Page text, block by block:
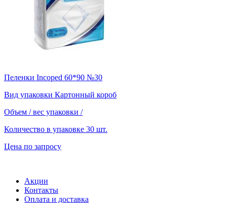
Пеленки Incoped 60*90 №30
Вид упаковки Картонный короб
Объем / вес упаковки /
Количество в упаковке 30 шт.
Цена по запросу
Акции
Контакты
Оплата и доставка